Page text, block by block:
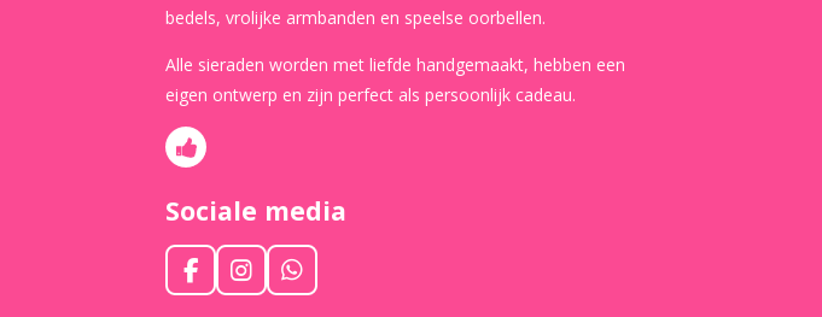
bedels, vrolijke armbanden en speelse oorbellen.
Alle sieraden worden met liefde handgemaakt, hebben een
eigen ontwerp en zijn perfect als persoonlijk cadeau.
Sociale media
F
a
I
n
W
h